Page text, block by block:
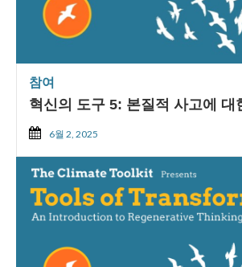
참여
혁신의 도구 5: 본질적 사고에 대
6월 2, 2025